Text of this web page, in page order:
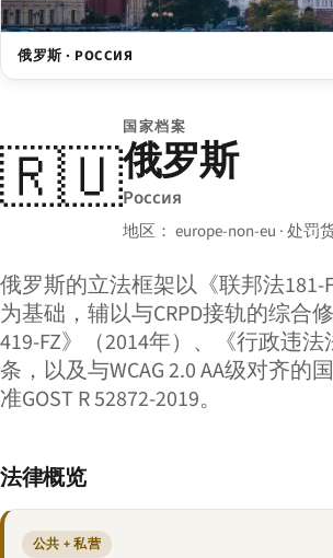
俄罗斯 · РОССИЯ
🇷🇺
国家档案
俄罗斯
Россия
地区： europe-non-eu · 处罚
俄罗斯的立法框架以《联邦法181-
为基础，辅以与CRPD接轨的综合
419-FZ》（2014年）、《行政违法
条，以及与WCAG 2.0 AA级对齐的
准GOST R 52872-2019。
法律概览
公共 + 私营